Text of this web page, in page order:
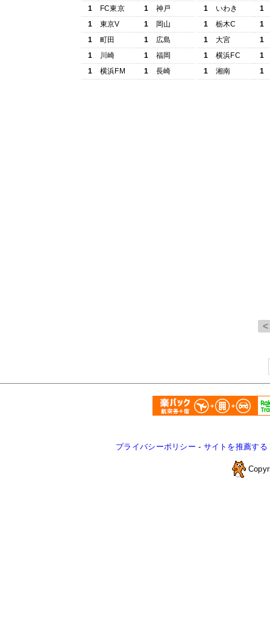
1
FC東京 1
神戸
1
東京V 1
岡山
1
町田 1
広島
1
川崎 1
福岡
1
横浜FM 1 長崎
1
いわき
1
1
栃木C
1
1
大宮
1
1
横浜FC
1
1
湘南 1
プライバシーポリシー - サイトを推薦する